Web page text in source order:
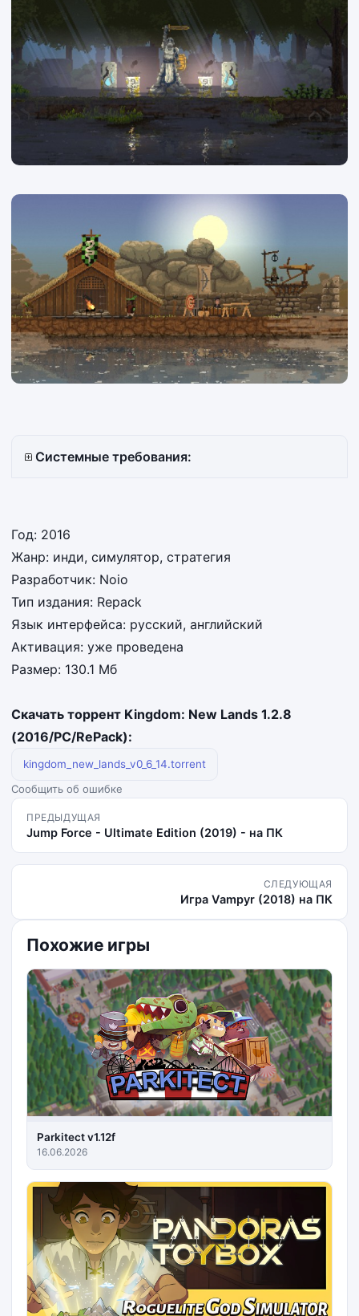
Системные требования:
Год: 2016
Жанр: инди, симулятор, стратегия
Разработчик: Noio
Тип издания: Repack
Язык интерфейса: русский, английский
Активация: уже проведена
Размер: 130.1 Мб
Скачать торрент Kingdom: New Lands 1.2.8
(2016/PC/RePack):
kingdom_new_lands_v0_6_14.torrent
Сообщить об ошибке
ПРЕДЫДУЩАЯ
Jump Force - Ultimate Edition (2019) - на ПК
СЛЕДУЮЩАЯ
Игра Vampyr (2018) на ПК
Похожие игры
Parkitect v1.12f
16.06.2026